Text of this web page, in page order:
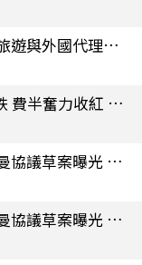
川普二度挑戰出生公民權！鎖定生育旅遊與外國代理人子女
美股收盤／三大指數收黑 標普500小跌 費半奮力收紅 觀望美伊局勢
荷莫茲海峽禁美以船隻通行？伊朗阿曼協議草案曝光 敵對國要先賠償
荷莫茲海峽禁美以船隻通行？伊朗阿曼協議草案曝光 敵對國要先賠償